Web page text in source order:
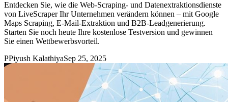
Entdecken Sie, wie die Web-Scraping- und Datenextraktionsdienste
von LiveScraper Ihr Unternehmen verändern können – mit Google
Maps Scraping, E-Mail-Extraktion und B2B-Leadgenerierung.
Starten Sie noch heute Ihre kostenlose Testversion und gewinnen
Sie einen Wettbewerbsvorteil.
PPiyush KalathiyaSep 25, 2025